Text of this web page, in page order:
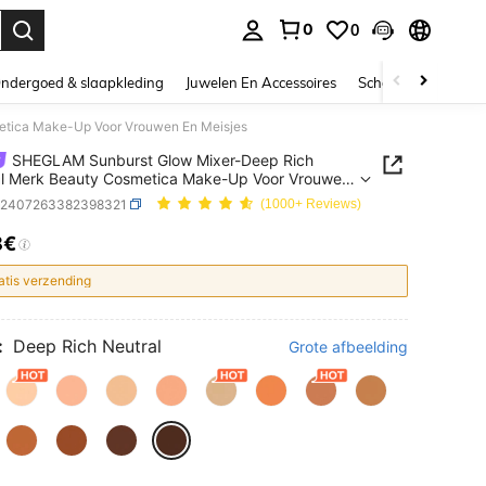
0 0
& slaapkleding Juwelen En Accessoires Schoonheid &
Make-Up Voor Vrouwen En Meisjes
SHEGLAM Sunburst Glow Mixer-Deep Rich
Merk Beauty Cosmetica Make-Up Voor Vrouwen
(1000+ Reviews)
AND AVAILABILITY
verzending
Deep Rich Neutral Grote afbeelding